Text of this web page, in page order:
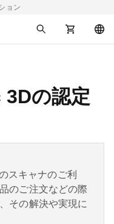
ョン
の認定
スキャナのご利
のご注文などの際
その解決や実現に